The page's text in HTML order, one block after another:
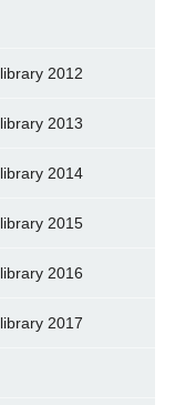
2012
2013
2014
2015
2016
2017